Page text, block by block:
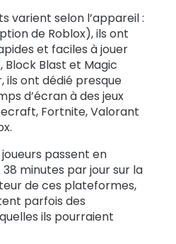
varient selon l’appareil :
de Roblox), ils ont
et faciles à jouer
Blast et Magic
ils ont dédié presque
d’écran à des jeux
Fortnite, Valorant
passent en
minutes par jour sur la
de ces plateformes,
parfois des
ils pourraient